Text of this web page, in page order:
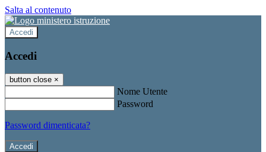
Salta al contenuto
Accedi
Accedi
button close ×
Nome Utente
Password
Password dimenticata?